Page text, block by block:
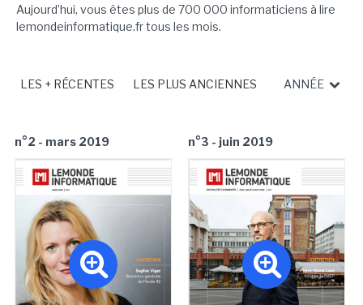
Aujourd’hui, vous êtes plus de 700 000 informaticiens à lire
lemondeinformatique.fr tous les mois.
LES + RÉCENTES LES PLUS ANCIENNES ANNÉE
n°2 - mars 2019 n°3 - juin 2019